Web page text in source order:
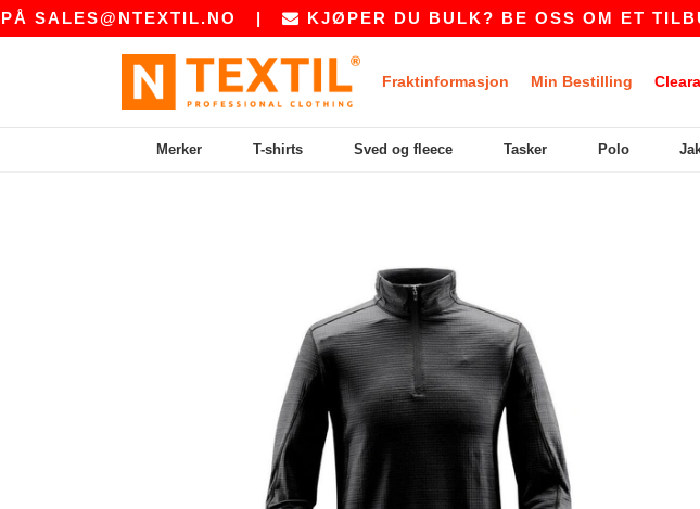
| KJØPER DU BULK? BE OSS OM ET TILBUD
Fraktinformasjon Min Bestilling
Merker T-shirts Sved og fleece Tasker Polo